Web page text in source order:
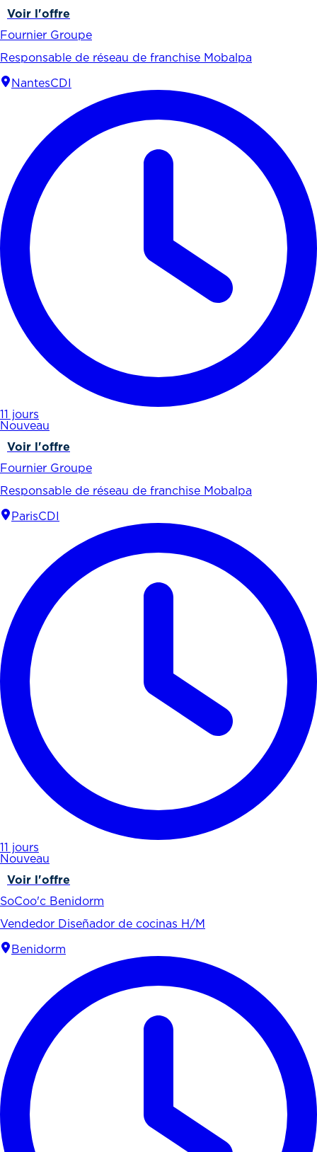
Voir l'offre
Fournier Groupe
Responsable de réseau de franchise Mobalpa
NantesCDI
11 jours
Nouveau
Voir l'offre
Fournier Groupe
Responsable de réseau de franchise Mobalpa
ParisCDI
11 jours
Nouveau
Voir l'offre
SoCoo'c Benidorm
Vendedor Diseñador de cocinas H/M
Benidorm